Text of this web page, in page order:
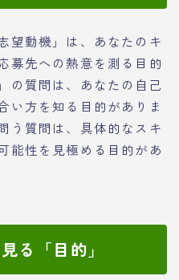
望動機」は、あなたのキ
募先への熱意を測る目的
の質問は、あなたの自己
い方を知る目的がありま
う質問は、具体的なスキ
能性を見極める目的があ
る「目的」